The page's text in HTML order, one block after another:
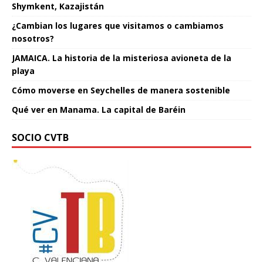
Shymkent, Kazajistán
¿Cambian los lugares que visitamos o cambiamos
nosotros?
JAMAICA. La historia de la misteriosa avioneta de la
playa
Cómo moverse en Seychelles de manera sostenible
Qué ver en Manama. La capital de Baréin
SOCIO CVTB